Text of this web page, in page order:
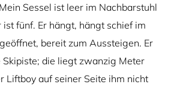
Sessel ist leer im Nachbarstuhl
ist fünf. Er hängt, hängt schief im
bereit zum Aussteigen. Er
die liegt zwanzig Meter
Liftboy auf seiner Seite ihm nicht